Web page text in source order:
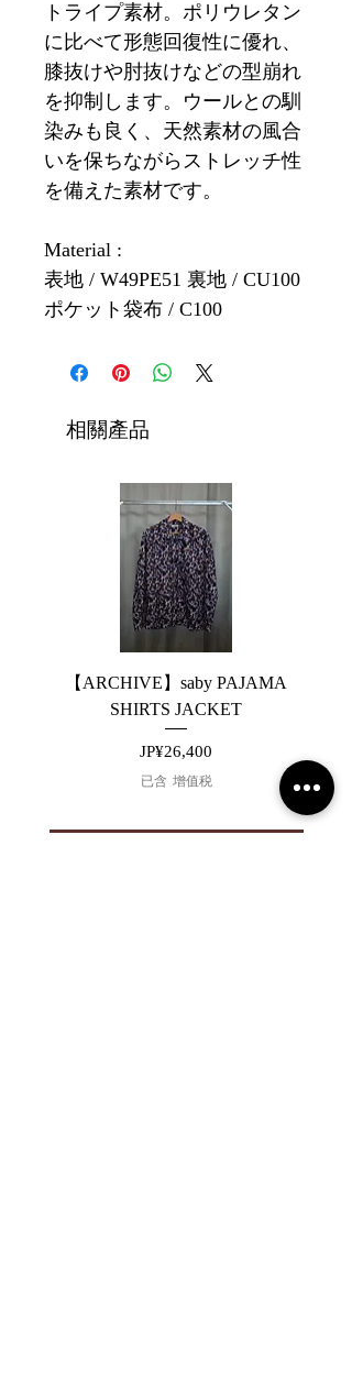
トライプ素材。ポリウレタン
に比べて形態回復性に優れ、
膝抜けや肘抜けなどの型崩れ
を抑制します。ウールとの馴
染みも良く、天然素材の風合
いを保ちながらストレッチ性
を備えた素材です。
Material :
表地 / W49PE51 裏地 / CU100
ポケット袋布 / C100
相關產品
【ARCHIVE】saby PAJAMA
SHIRTS JACKET
價格
JP¥26,400
已含 增值税